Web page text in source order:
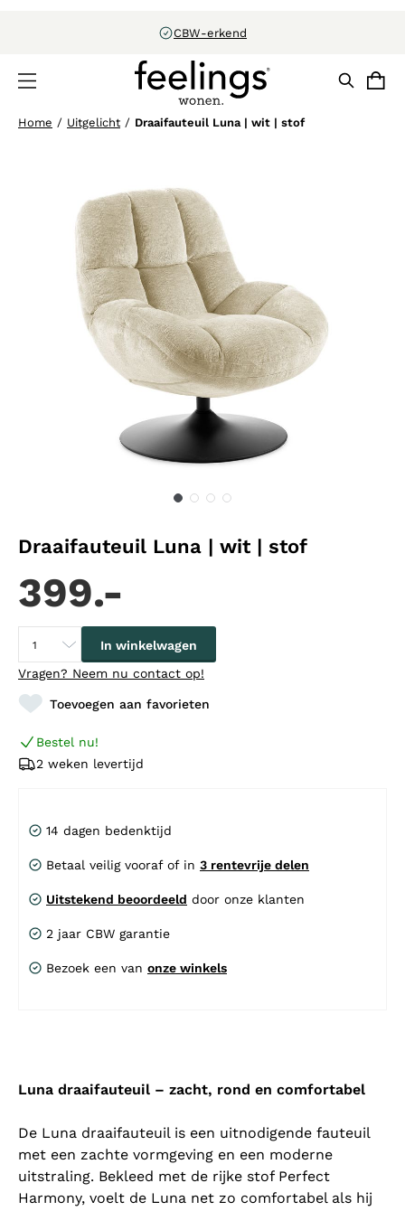
CBW-erkend
Home / Uitgelicht / Draaifauteuil Luna | wit | stof
Draaifauteuil Luna | wit | stof
399.-
In winkelwagen
Vragen? Neem nu contact op!
Toevoegen aan favorieten
Bestel nu!
2 weken levertijd
14 dagen bedenktijd
Betaal veilig vooraf of in 3 rentevrije delen
Uitstekend beoordeeld door onze klanten
2 jaar CBW garantie
Bezoek een van onze winkels
Luna draaifauteuil – zacht, rond en comfortabel
De Luna draaifauteuil is een uitnodigende fauteuil
met een zachte vormgeving en een moderne
uitstraling. Bekleed met de rijke stof Perfect
Harmony, voelt de Luna net zo comfortabel als hij